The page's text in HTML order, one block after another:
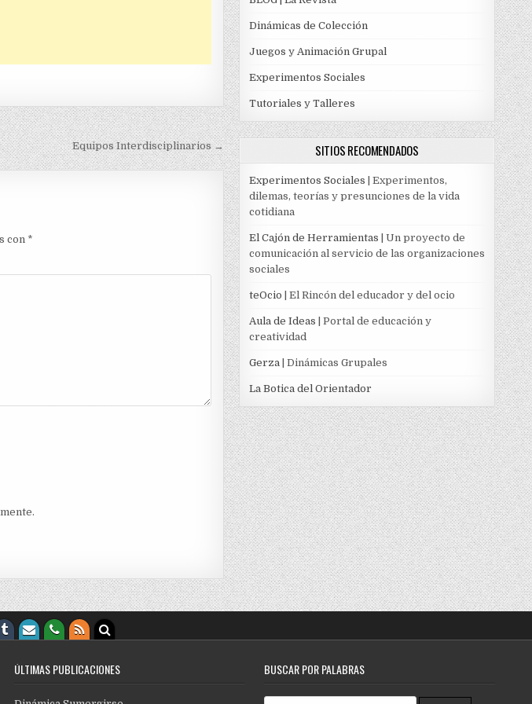
Equipos Interdisciplinarios →
con *
Dinámicas de Colección
Juegos y Animación Grupal
Experimentos Sociales
Tutoriales y Talleres
SITIOS RECOMENDADOS
Experimentos Sociales | Experimentos,
dilemas, teorías y presunciones de la vida
cotidiana
El Cajón de Herramientas | Un proyecto de
comunicación al servicio de las organizaciones
sociales
teOcio | El Rincón del educador y del ocio
Aula de Ideas | Portal de educación y
creatividad
Gerza| Dinámicas Grupales
La Botica del Orientador
ÚLTIMAS PUBLICACIONES BUSCAR POR PALABRAS